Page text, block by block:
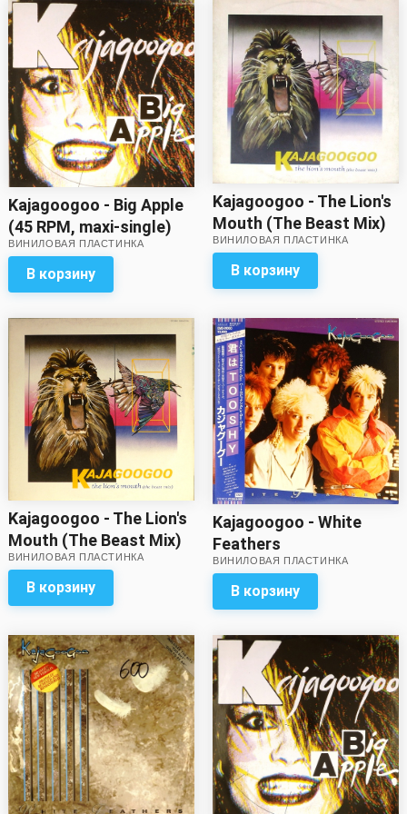
Kajagoogoo - Big Apple
(45 RPM, maxi-single)
ВИНИЛОВАЯ ПЛАСТИНКА
В корзину
Kajagoogoo - The Lion's
Mouth (The Beast Mix)
(45 RPM)
ВИНИЛОВАЯ ПЛАСТИНКА
В корзину
Kajagoogoo - The Lion's
Mouth (The Beast Mix)
(45 RPM) (звук
приближен к
хорошему!)
ВИНИЛОВАЯ ПЛАСТИНКА
В корзину
Kajagoogoo - White
Feathers
ВИНИЛОВАЯ ПЛАСТИНКА
В корзину